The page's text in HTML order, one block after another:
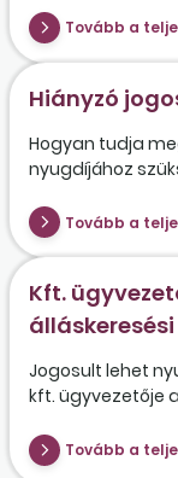
Tovább a
Hiányzó
Hogyan tudja
nyugdíjához
Tovább a
Kft.
Jogosult lehet
kft. ügyvezetője
Tovább a